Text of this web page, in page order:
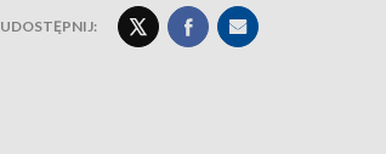
UDOSTĘPNIJ: